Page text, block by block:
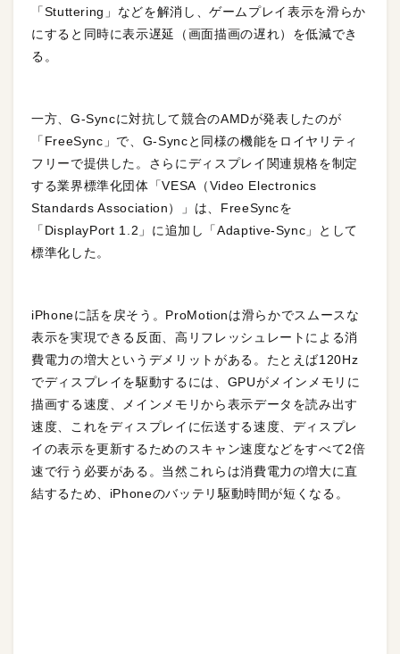
「Stuttering」などを解消し、ゲームプレイ表示を滑らか
にすると同時に表示遅延（画面描画の遅れ）を低減でき
る。
一方、G-Syncに対抗して競合のAMDが発表したのが
「FreeSync」で、G-Syncと同様の機能をロイヤリティ
フリーで提供した。さらにディスプレイ関連規格を制定
する業界標準化団体「VESA（Video Electronics
Standards Association）」は、FreeSyncを
「DisplayPort 1.2」に追加し「Adaptive-Sync」として
標準化した。
iPhoneに話を戻そう。ProMotionは滑らかでスムースな
表示を実現できる反面、高リフレッシュレートによる消
費電力の増大というデメリットがある。たとえば120Hz
でディスプレイを駆動するには、GPUがメインメモリに
描画する速度、メインメモリから表示データを読み出す
速度、これをディスプレイに伝送する速度、ディスプレ
イの表示を更新するためのスキャン速度などをすべて2倍
速で行う必要がある。当然これらは消費電力の増大に直
結するため、iPhoneのバッテリ駆動時間が短くなる。